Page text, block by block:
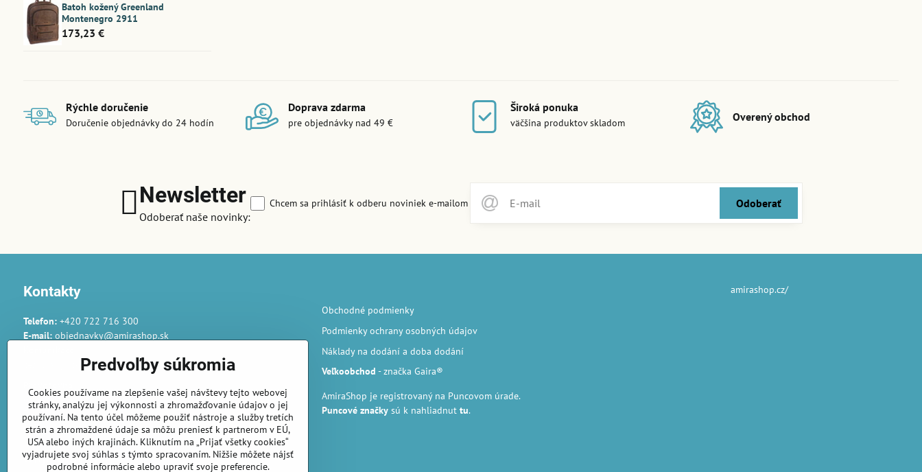
Batoh kožený Greenland
Montenegro 2911
173,23 €
Rýchle doručenie
Doručenie objednávky do 24 hodín
Doprava zdarma
pre objednávky nad 49 €
Široká ponuka
väčšina produktov skladom Overený obchod
Newsletter
Odoberať naše novinky:
Odoberať
Chcem sa prihlásiť k odberu noviniek e-mailom
Kontakty
Telefon:+420 722 716 300
E-mail:objednavky@amirashop.sk
česky, anglicky, rusky, španělsky, polsky
Gairaca s.r.o.
74253 Kunín 348
Česká republika
Objednávky
Obchodné podmienky
Podmienky ochrany osobných údajov
Náklady na dodání a doba dodání
Veľkoobchod - značka Gaira®
AmiraShop je registrovaný na Puncovom úrade.
Puncové značkysú k nahliadnut tu.
amirashop.cz/
Predvoľby súkromia
Cookies používame na zlepšenie vašej návštevy tejto webovej
stránky, analýzu jej výkonnosti a zhromažďovanie údajov o jej
používaní. Na tento účel môžeme použiť nástroje a služby tretích
strán a zhromaždené údaje sa môžu preniesť k partnerom v EÚ,
USA alebo iných krajinách. Kliknutím na „Prijať všetky cookies“
vyjadrujete svoj súhlas s týmto spracovaním. Nižšie môžete nájsť
podrobné informácie alebo upraviť svoje preferencie.